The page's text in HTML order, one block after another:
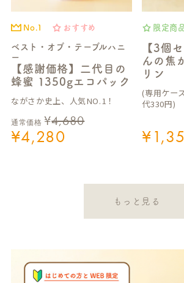
No.1 おすすめ
ベスト・オブ・テーブルハニ
ー
【感謝価格】二代目の
蜂蜜 1350gエコパック
ながさか史上、人気NO.1！
通常価格 ¥4,680
¥4,280
限定商
【3個
んの焦
リン
(専用ケー
代330円)
¥
もっと見る